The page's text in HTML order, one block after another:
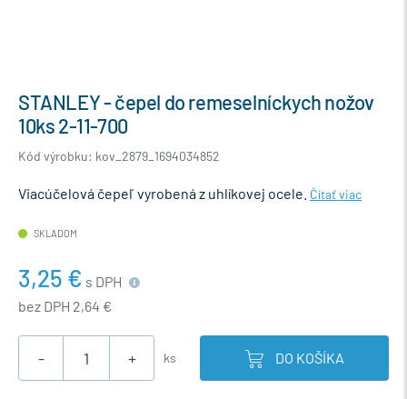
STANLEY - čepel do remeselníckych nožov
10ks 2-11-700
Kód výrobku: kov_2879_1694034852
Viacúčelová čepeľ vyrobená z uhlíkovej ocele. Čítať viac
SKLADOM
3,25 € s DPH
bez DPH 2,64 €
- + ks DO KOŠÍKA